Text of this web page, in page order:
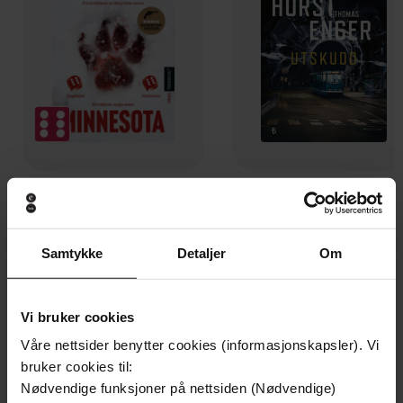
Samtykke Detaljer Om
Vi bruker cookies
Våre nettsider benytter cookies (informasjonskapsler). Vi
bruker cookies til:
Nødvendige funksjoner på nettsiden (Nødvendige)
EBOK
349,-
Utskudd
EBOK
Undertittel
A Journey Across the Himalayas Through
Pakistan, India, Bhutan, Nepal and China